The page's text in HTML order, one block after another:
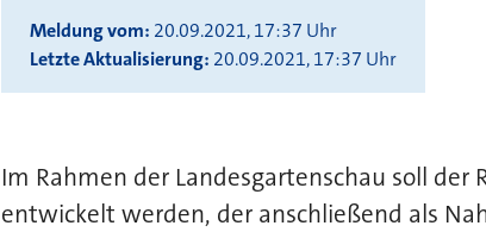
Meldung vom 20.09.2021, 17:37 Uhr
Letzte Aktualisierung 20.09.2021, 17:37 Uhr
Im Rahmen der Landesgartenschau soll
entwickelt werden, der anschließend als